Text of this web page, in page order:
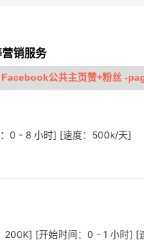
销服务
Facebook公共主页赞+粉丝 -
0 - 8 小时] [速度：500k/天]
[开始时间：0 - 1 小时] [